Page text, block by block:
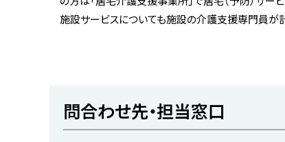
る
施設サービスについても施設の介護支援専門員が
ッ
プ
問合わせ先・担当窓口